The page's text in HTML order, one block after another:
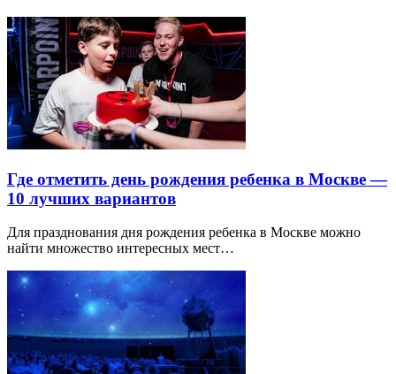
Где отметить день рождения ребенка в Москве —
10 лучших вариантов
Для празднования дня рождения ребенка в Москве можно
найти множество интересных мест…